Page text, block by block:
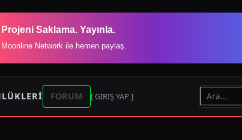
Projeni Saklama. Yayınla.
Moonline Network ile hemen paylaş.
FORUM [ GİRİŞ YAP ]